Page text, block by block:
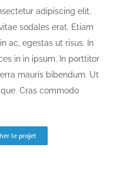
adipiscing elit.
sodales erat. Etiam
ac, egestas ut risus. In
in in ipsum. In porttitor
mauris bibendum. Ut
Cras commodo
le projet